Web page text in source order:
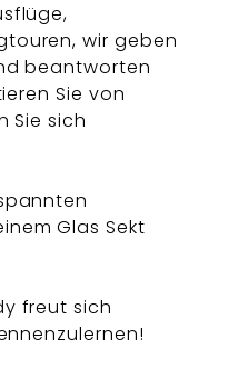
wir geben
beantworten
Sie von
Sie sich
Glas Sekt
freut sich